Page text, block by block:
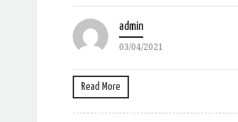
admin
03/04/2021
Read More